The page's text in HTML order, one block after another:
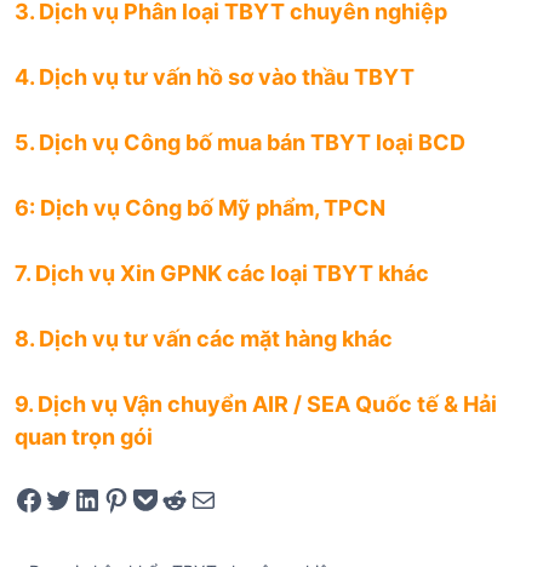
3. Dịch vụ Phân loại TBYT chuyên nghiệp
4. Dịch vụ tư vấn hồ sơ vào thầu TBYT
5. Dịch vụ Công bố mua bán TBYT loại BCD
6: Dịch vụ Công bố Mỹ phẩm, TPCN
7. Dịch vụ Xin GPNK các loại TBYT khác
8. Dịch vụ tư vấn các mặt hàng khác
9. Dịch vụ Vận chuyển AIR / SEA Quốc tế & Hải
quan trọn gói
Share on Facebook Tweet on Twitter Share on LinkedIn Pin on Pinterest Save to pocket Share on Reddit Share via Email